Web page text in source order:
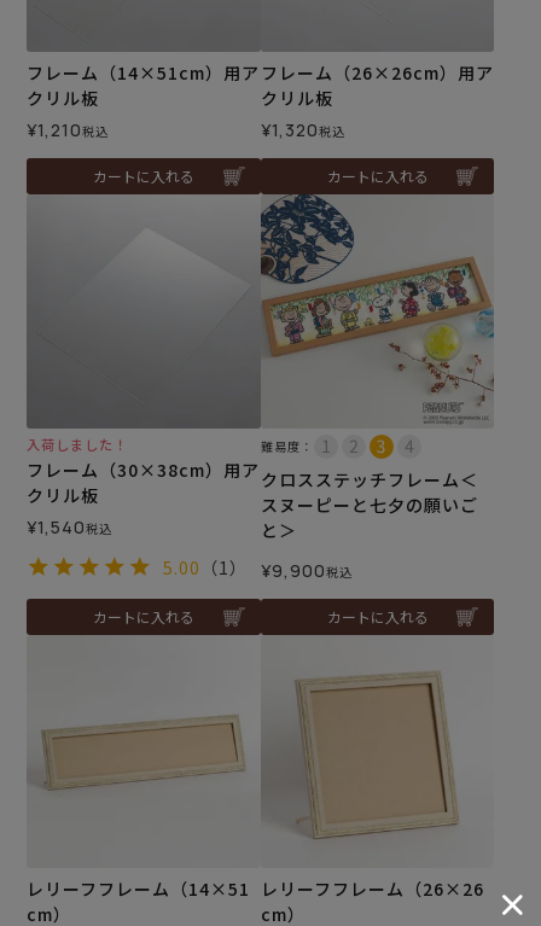
フレーム（14×51cm）用ア
クリル板
¥1,210税込
カートに入れる
フレーム（26×26cm）用ア
クリル板
¥1,320税込
カートに入れる
入荷しました！
フレーム（30×38cm）用ア
クリル板
¥1,540税込
5.00 （1）
カートに入れる
難易度：
クロスステッチフレーム＜
スヌーピーと七夕の願いご
と＞
¥9,900税込
カートに入れる
レリーフフレーム（14×51
cm）
レリーフフレーム（26×26
cm）